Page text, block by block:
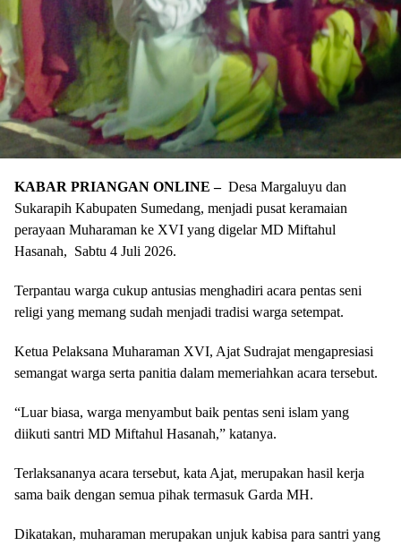
KABAR PRIANGAN ONLINE – Desa Margaluyu dan
Sukarapih Kabupaten Sumedang, menjadi pusat keramaian
perayaan Muharaman ke XVI yang digelar MD Miftahul
Hasanah, Sabtu 4 Juli 2026.
Terpantau warga cukup antusias menghadiri acara pentas seni
religi yang memang sudah menjadi tradisi warga setempat.
Ketua Pelaksana Muharaman XVI, Ajat Sudrajat mengapresiasi
semangat warga serta panitia dalam memeriahkan acara tersebut.
“Luar biasa, warga menyambut baik pentas seni islam yang
diikuti santri MD Miftahul Hasanah,” katanya.
Terlaksananya acara tersebut, kata Ajat, merupakan hasil kerja
sama baik dengan semua pihak termasuk Garda MH.
Dikatakan, muharaman merupakan unjuk kabisa para santri yang